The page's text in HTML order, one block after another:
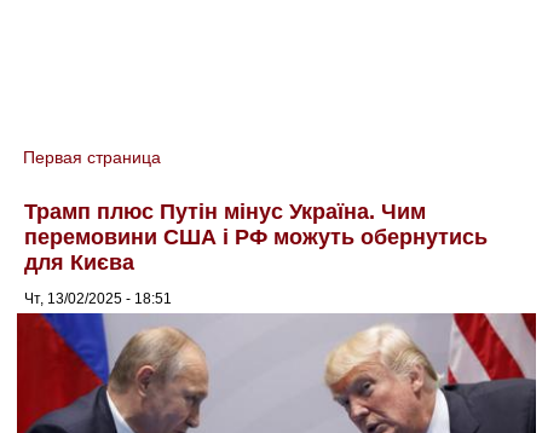
You are here
Первая страница
Трамп плюс Путін мінус Україна. Чим
перемовини США і РФ можуть обернутись
для Києва
Чт, 13/02/2025 - 18:51